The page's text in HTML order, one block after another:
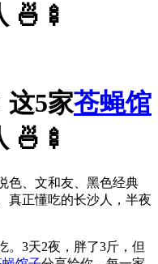
🍜🍢
这5家苍蝇馆
🍜🍢
色、文和友、黑色经典
正懂吃的长沙人，半夜
。3天2夜，胖了3斤，但